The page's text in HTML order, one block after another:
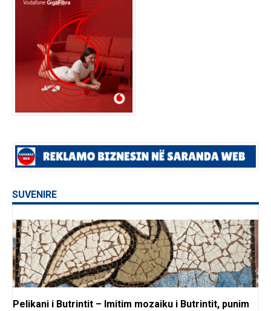
SUVENIRE
Pelikani i Butrintit – Imitim mozaiku i Butrintit, punim